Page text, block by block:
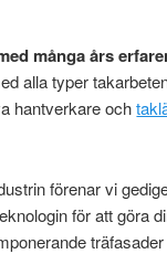
många års
alla typer
hantverkare och
förenar vi
för att göra